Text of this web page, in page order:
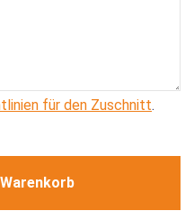
für den Zuschnitt.